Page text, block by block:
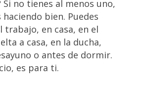
Si no tienes al menos uno,
bien. Puedes
trabajo, en casa, en el
a casa, en la ducha,
o antes de dormir.
es para ti.